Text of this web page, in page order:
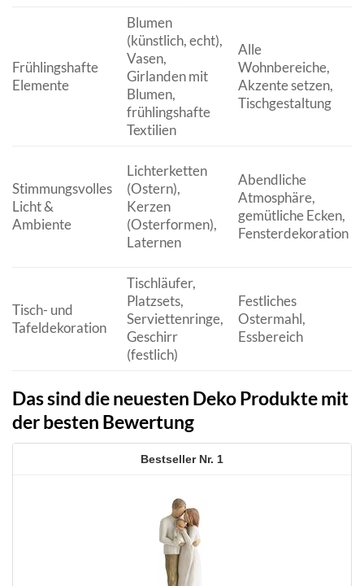
Frühlingshafte
Elemente
Blumen
(künstlich, echt),
Vasen,
Girlanden mit
Blumen,
frühlingshafte
Textilien
Alle
Wohnbereiche,
Akzente setzen,
Tischgestaltung
Stimmungsvolles
Licht &
Ambiente
Lichterketten
(Ostern),
Kerzen
(Osterformen),
Laternen
Abendliche
Atmosphäre,
gemütliche Ecken,
Fensterdekoration
Tisch- und
Tafeldekoration
Tischläufer,
Platzsets,
Serviettenringe,
Geschirr
(festlich)
Festliches
Ostermahl,
Essbereich
Das sind die neuesten Deko Produkte mit
der besten Bewertung
1